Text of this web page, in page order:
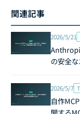
関連記事
2026/5/21
の安全
2026/5/7
自作